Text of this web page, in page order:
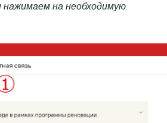
на необходимую